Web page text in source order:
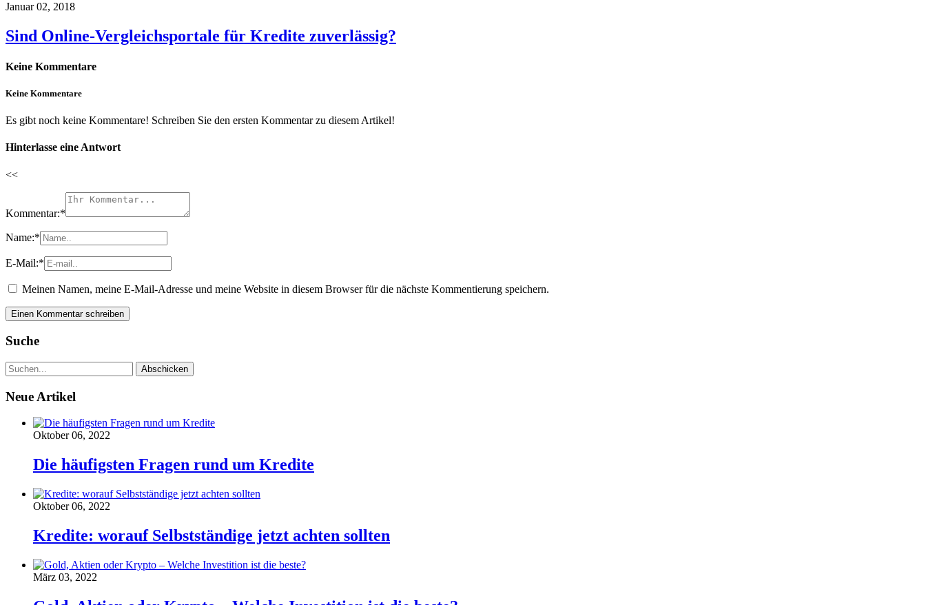
Januar 02, 2018
Sind Online-Vergleichsportale für Kredite zuverlässig?
Keine Kommentare
Keine Kommentare
Es gibt noch keine Kommentare! Schreiben Sie den ersten Kommentar zu diesem Artikel!
Hinterlasse eine Antwort
<<
Kommentar:*
Name:*
E-Mail:*
Meinen Namen, meine E-Mail-Adresse und meine Website in diesem Browser für die nächste Kommentierung speichern.
Suche
Neue Artikel
Oktober 06, 2022
Die häufigsten Fragen rund um Kredite
Oktober 06, 2022
Kredite: worauf Selbstständige jetzt achten sollten
März 03, 2022